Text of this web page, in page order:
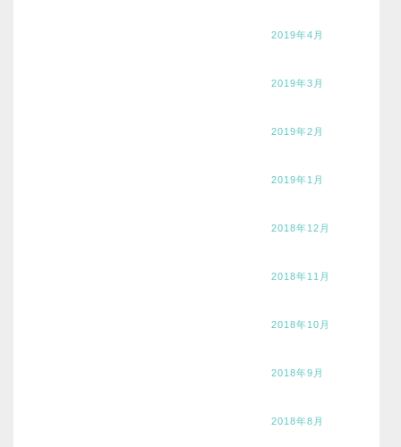
2019年4月
2019年3月
2019年2月
2019年1月
2018年12月
2018年11月
2018年10月
2018年9月
2018年8月